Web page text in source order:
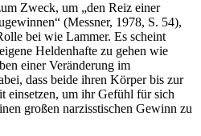
Zweck, um „den Reiz einer
(Messner, 1978, S. 54),
bei wie Lammer. Es scheint
Heldenhafte zu gehen wie
einer Veränderung im
dass beide ihren Körper bis zur
einsetzen, um ihr Gefühl für sich
großen narzisstischen Gewinn zu